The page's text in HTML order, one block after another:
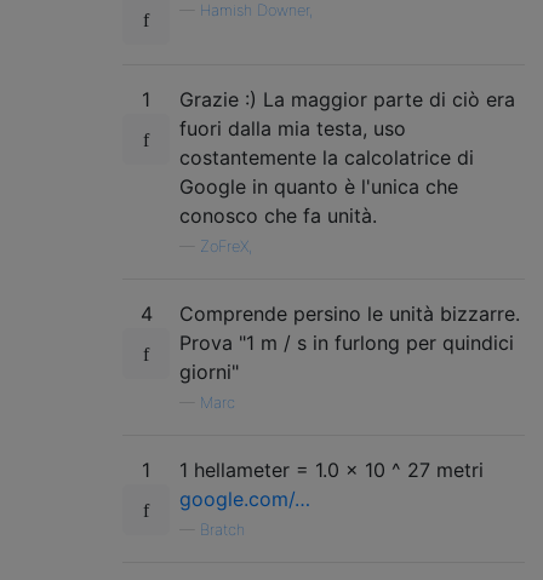
Hamish Downer,
1
Grazie :) La maggior parte di ciò era
fuori dalla mia testa, uso
costantemente la calcolatrice di
Google in quanto è l'unica che
conosco che fa unità.
ZoFreX,
4
Comprende persino le unità bizzarre.
Prova "1 m / s in furlong per quindici
giorni"
Marc
1
1 hellameter = 1.0 × 10 ^ 27 metri
google.com/…
Bratch